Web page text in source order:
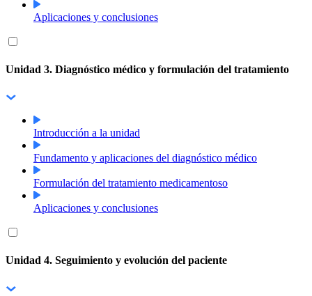
Aplicaciones y conclusiones
Unidad 3. Diagnóstico médico y formulación del tratamiento
Introducción a la unidad
Fundamento y aplicaciones del diagnóstico médico
Formulación del tratamiento medicamentoso
Aplicaciones y conclusiones
Unidad 4. Seguimiento y evolución del paciente